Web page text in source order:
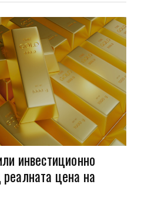
инвестиционно
цена на